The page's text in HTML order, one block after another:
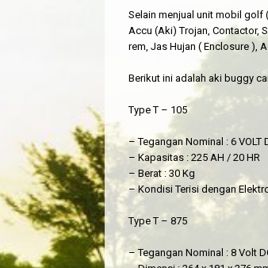
Selain menjual unit mobil golf
Accu (Aki) Trojan, Contactor,
rem, Jas Hujan ( Enclosure ),
Berikut ini adalah aki buggy
Type T – 105
– Tegangan Nominal : 6 VOLT
– Kapasitas : 225 AH / 20 HR
– Berat : 30 Kg
– Kondisi Terisi dengan
Type T – 875
– Tegangan Nominal : 8 Volt